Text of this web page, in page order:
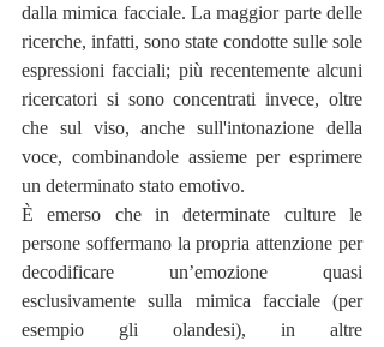
dalla mimica facciale. La maggior parte delle
ricerche, infatti, sono state condotte sulle sole
espressioni facciali; più recentemente alcuni
ricercatori si sono concentrati invece, oltre
che sul viso, anche sull'intonazione della
voce, combinandole assieme per esprimere
un determinato stato emotivo.
È emerso che in determinate culture le
persone soffermano la propria attenzione per
decodificare un’emozione quasi
esclusivamente sulla mimica facciale (per
esempio gli olandesi), in altre